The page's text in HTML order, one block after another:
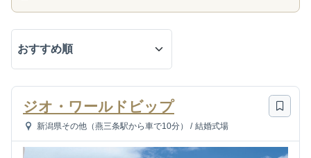
ジオ・ワールドビップ
新潟県その他（燕三条駅から車で10分） / 結婚式場